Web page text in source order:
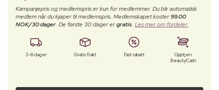
Kampanjepris og medlemspris er kun for medlemmer. Du blir automatisk
medlem når du kjøper til medlemspris. Medlemskapet koster99.00
NOK/30 dager. De første 30 dager ergratis. Les mer om fordeler.
3–6 dager Gratis frakt Fast rabatt
Opptjen
BeautyCash